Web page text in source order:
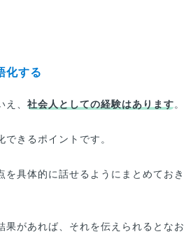
化する
、 社会人としての経験はあります。
きるポイントです。
を具体的に話せるようにまとめておき
果があれば、それを伝えられるとなお